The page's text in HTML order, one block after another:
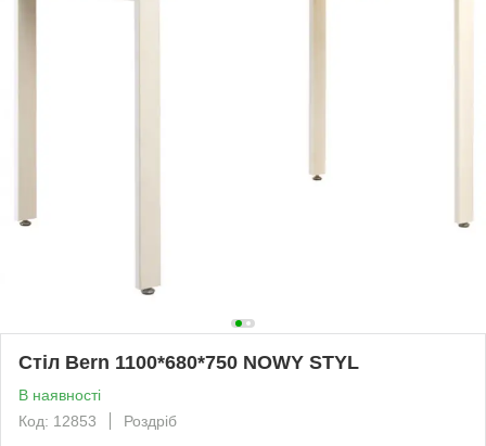
Стіл Bern 1100*680*750 NOWY STYL
В наявності
Код: 12853
Роздріб